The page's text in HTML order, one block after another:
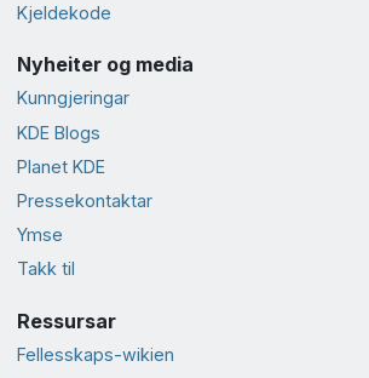
Kjeldekode
Nyheiter og media
Kunngjeringar
KDE Blogs
Planet KDE
Presse­kontaktar
Ymse
Takk til
Ressursar
Fellesskaps-wikien